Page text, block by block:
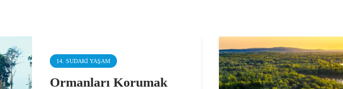
14. SUDAKI YAŞAM
Ormanları Korumak